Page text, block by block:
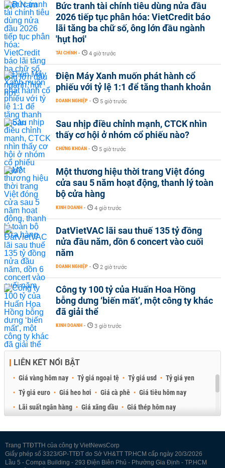
Bức tranh tài chính tiêu dùng nửa đầu
2026 tiếp tục phân hóa: VietCredit báo
lãi tăng ba chữ số, ông lớn đầu ngành
'hụt hơi'
TÀI CHÍNH - 4 giờ trước
Điện Máy Xanh muốn phát hành cổ
phiếu với tỷ lệ 1:1 để tăng thanh khoản
DOANH NGHIỆP - 5 giờ trước
Sau nhịp điều chỉnh mạnh, CTCK nhìn
thấy cơ hội ở nhóm cổ phiếu nào?
CHỨNG KHOÁN - 5 giờ trước
Một thương hiệu thời trang Việt đóng
cửa sau 5 năm hoạt động, thanh lý toàn
bộ cửa hàng
KINH DOANH - 4 giờ trước
DatVietVAC lãi sau thuế 135 tỷ đồng
nửa đầu năm, dồn 6 concert vào cuối
năm
DOANH NGHIỆP - 2 giờ trước
Công ty 100 tỷ của Huấn Hoa Hồng
bỗng dưng ‘biến mất’, một công ty khác
đã giải thể
KINH DOANH - 3 giờ trước
LIÊN KẾT NỔI BẬT
Giá vàng hôm nay Tỷ giá ngoại tệ Tỷ giá usd
Tỷ giá yen
Tỷ giá euro
Giá heo hơi Giá cà phê
Giá tiêu hôm nay
Lãi suất ngân hàng
Giá xăng dầu
Giá thép hôm nay
Trang TTĐTTH của công ty VietNewsCorp
Giấy phép số 3323/GP-TTĐT do Sở VH&TT TP.HCM cấp ngày 20/3/2026
Lầu 5 - Compa Building - 293 Điện Biên Phủ - Phường Gia Định - TP.HCM